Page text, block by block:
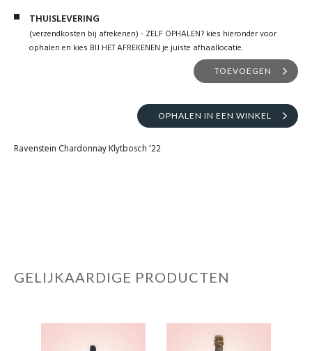
THUISLEVERING
(verzendkosten bij afrekenen) - ZELF OPHALEN? kies hieronder voor
ophalen en kies BIJ HET AFREKENEN je juiste afhaallocatie.
TOEVOEGEN
OPHALEN IN EEN WINKEL
Ravenstein Chardonnay Klytbosch '22
GELIJKAARDIGE PRODUCTEN